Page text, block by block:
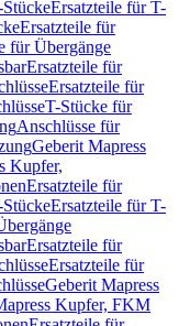
Ersatzteile für T-
Ersatzteile für
für Übergänge
Ersatzteile für
Ersatzteile für
T-Stücke für
Anschlüsse für
Geberit Mapress
Kupfer,
Ersatzteile für
Ersatzteile für T-
Ersatzteile für
Ersatzteile für
Geberit Mapress
Kupfer, FKM